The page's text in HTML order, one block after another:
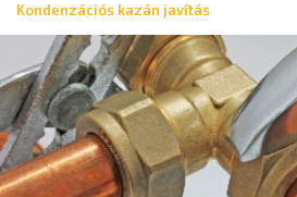
Kondenzációs kazán javítás